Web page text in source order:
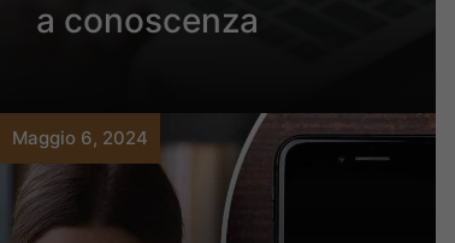
a conoscenza
Maggio 6, 2024